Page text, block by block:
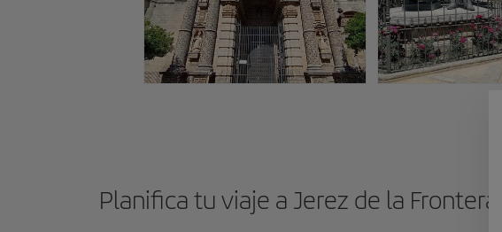
Planifica tu viaje a Jerez de la Frontera